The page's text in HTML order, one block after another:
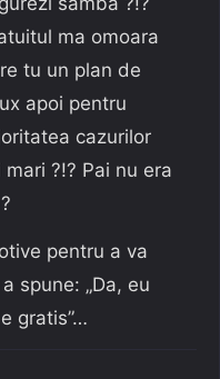
ma omoara
tu un plan de
apoi pentru
cazurilor
?!? Pai nu era
pentru a va
spune: „Da, eu
gratis”…